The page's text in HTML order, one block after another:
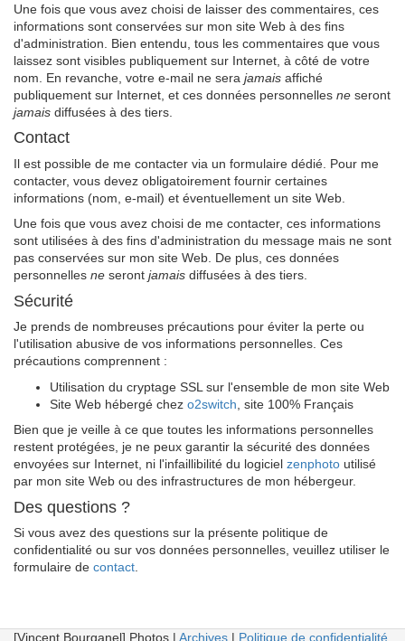
Une fois que vous avez choisi de laisser des commentaires, ces
informations sont conservées sur mon site Web à des fins
d'administration. Bien entendu, tous les commentaires que vous
laissez sont visibles publiquement sur Internet, à côté de votre
nom. En revanche, votre e-mail ne sera jamais affiché
publiquement sur Internet, et ces données personnelles ne seront
jamais diffusées à des tiers.
Contact
Il est possible de me contacter via un formulaire dédié. Pour me
contacter, vous devez obligatoirement fournir certaines
informations (nom, e-mail) et éventuellement un site Web.
Une fois que vous avez choisi de me contacter, ces informations
sont utilisées à des fins d'administration du message mais ne sont
pas conservées sur mon site Web. De plus, ces données
personnelles ne seront jamais diffusées à des tiers.
Sécurité
Je prends de nombreuses précautions pour éviter la perte ou
l'utilisation abusive de vos informations personnelles. Ces
précautions comprennent :
Utilisation du cryptage SSL sur l'ensemble de mon site Web
Site Web hébergé chez o2switch , site 100% Français
Bien que je veille à ce que toutes les informations personnelles
restent protégées, je ne peux garantir la sécurité des données
envoyées sur Internet, ni l'infaillibilité du logiciel zenphoto utilisé
par mon site Web ou des infrastructures de mon hébergeur.
Des questions ?
Si vous avez des questions sur la présente politique de
confidentialité ou sur vos données personnelles, veuillez utiliser le
formulaire de contact
[Vincent Bourganel] Photos | Archives | Politique de confidentialité